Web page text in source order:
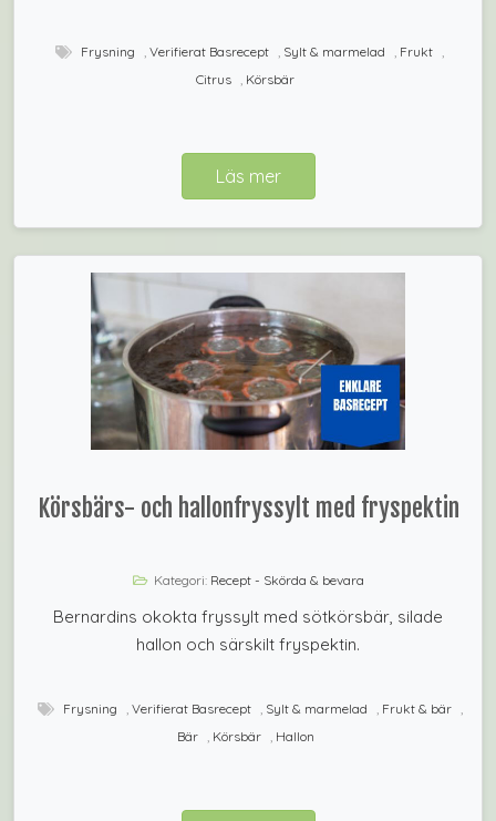
Läs mer
Frysning , Verifierat Basrecept , Sylt & marmelad , Frukt ,
Citrus , Körsbär
Körsbärs- och hallonfryssylt med fryspektin
Kategori: Recept - Skörda & bevara
Bernardins okokta fryssylt med sötkörsbär, silade
hallon och särskilt fryspektin.
Frysning , Verifierat Basrecept , Sylt & marmelad , Frukt & bär ,
Bär , Körsbär , Hallon